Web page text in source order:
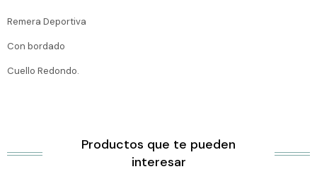
Remera Deportiva
Con bordado
Cuello Redondo.
Productos que te pueden
interesar